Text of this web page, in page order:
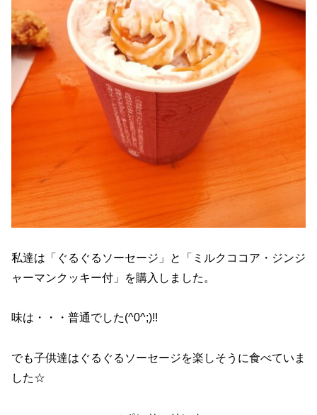
私達は「ぐるぐるソーセージ」と「ミルクココア・ジンジ
ャーマンクッキー付」を購入しました。
味は・・・普通でした(^0^;)!!
でも子供達はぐるぐるソーセージを楽しそうに食べていま
した☆